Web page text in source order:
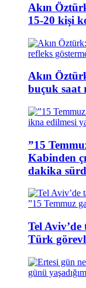
Akın
15-20 kişi
Akın
buçuk saat
”15
Kabinden
dakika
Tel Aviv’de
Türk